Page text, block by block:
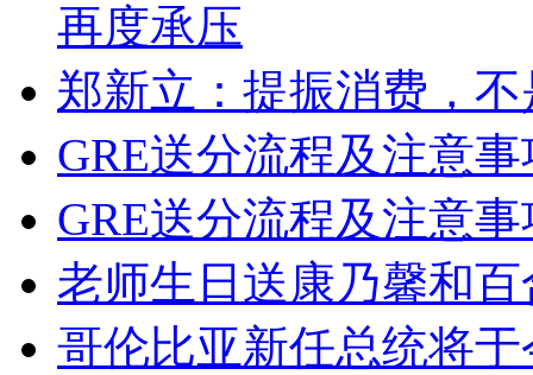
再度承压
郑新立：提振消费，
GRE送分流程及注意事
GRE送分流程及注意事
老师生日送康乃馨和
哥伦比亚新任总统将